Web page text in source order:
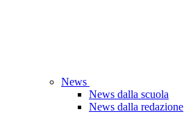
News
News dalla scuola
News dalla redazione